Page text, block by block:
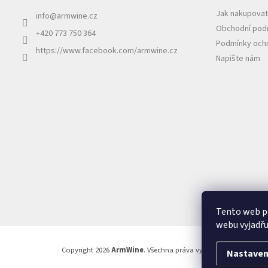
Tento web
webu
info@armwine.cz
+420 773 750 364
https://www.facebook.com/armwine.cz
Jak nakupovat
Obchodní
Podmínky
Napište nám
Copyright 2026ArmWine. Všechna práva vyhrazena.